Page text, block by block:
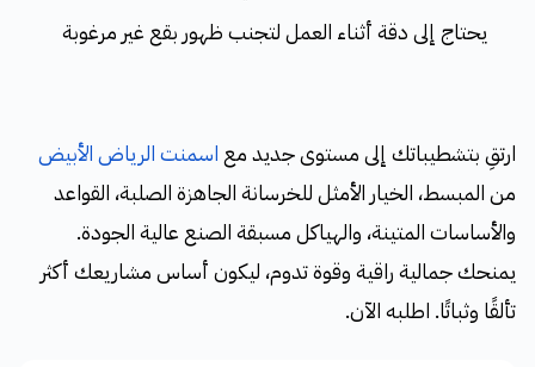
يحتاج إلى دقة أثناء العمل لتجنب ظهور بقع غير مرغوبة
ارتقِ بتشطيباتك إلى مستوى جديد مع اسمنت الرياض الأبيض
من المبسط، الخيار الأمثل للخرسانة الجاهزة الصلبة، القواعد
والأساسات المتينة، والهياكل مسبقة الصنع عالية الجودة.
يمنحك جمالية راقية وقوة تدوم، ليكون أساس مشاريعك أكثر
تألقًا وثباتًا. اطلبه الآن.